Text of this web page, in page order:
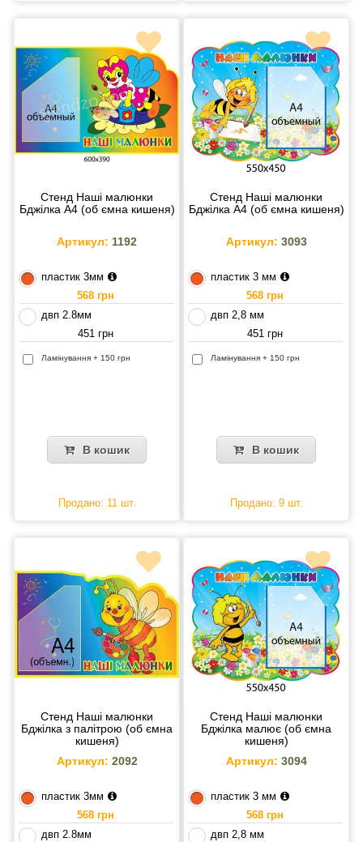
Стенд Наші малюнки
Бджілка А4 (об ємна кишеня)
Артикул: 1192
пластик 3мм
568 грн
двп 2.8мм
451 грн
Ламінування + 150 грн
В кошик
Продано: 11 шт.
Стенд Наші малюнки
Бджілка А4 (об ємна кишеня)
Артикул: 3093
пластик 3 мм
568 грн
двп 2,8 мм
451 грн
Ламінування + 150 грн
В кошик
Продано: 9 шт.
Стенд Наші малюнки
Бджілка з палітрою (об ємна
кишеня)
Артикул: 2092
пластик 3мм
568 грн
двп 2.8мм
Стенд Наші малюнки
Бджілка малює (об ємна
кишеня)
Артикул: 3094
пластик 3 мм
568 грн
двп 2,8 мм